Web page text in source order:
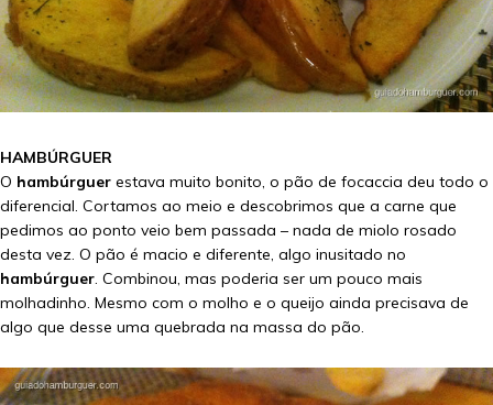
HAMBÚRGUER
O hambúrguer estava muito bonito, o pão de focaccia deu todo o
diferencial. Cortamos ao meio e descobrimos que a carne que
pedimos ao ponto veio bem passada – nada de miolo rosado
desta vez. O pão é macio e diferente, algo inusitado no
hambúrguer. Combinou, mas poderia ser um pouco mais
molhadinho. Mesmo com o molho e o queijo ainda precisava de
algo que desse uma quebrada na massa do pão.